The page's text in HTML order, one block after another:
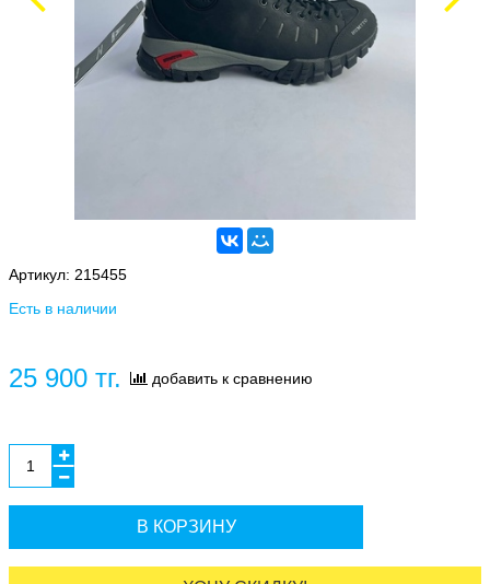
Артикул: 215455
Есть в наличии
25 900 тг. добавить к сравнению
В КОРЗИНУ